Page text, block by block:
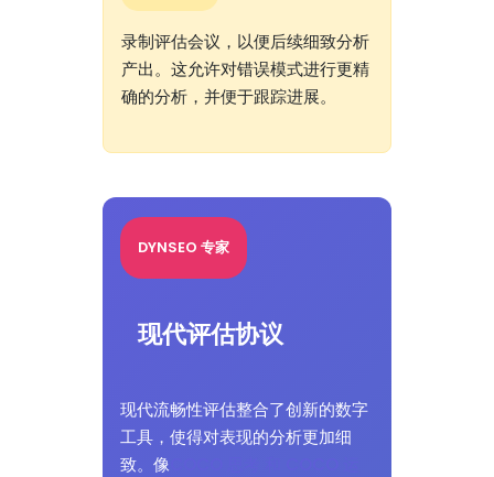
录制评估会议，以便后续细致分析
产出。这允许对错误模式进行更精
确的分析，并便于跟踪进展。
DYNSEO 专家
现代评估协议
现代流畅性评估整合了创新的数字
工具，使得对表现的分析更加细
致。像